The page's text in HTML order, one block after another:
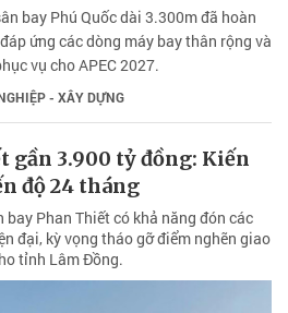
bay Phú Quốc dài 3.300m đã hoàn
ứng các dòng máy bay thân rộng và
vụ cho APEC 2027.
- XÂY DỰNG
gần 3.900 tỷ đồng: Kiến
độ 24 tháng
bay Phan Thiết có khả năng đón các
đại, kỳ vọng tháo gỡ điểm nghẽn giao
tỉnh Lâm Đồng.